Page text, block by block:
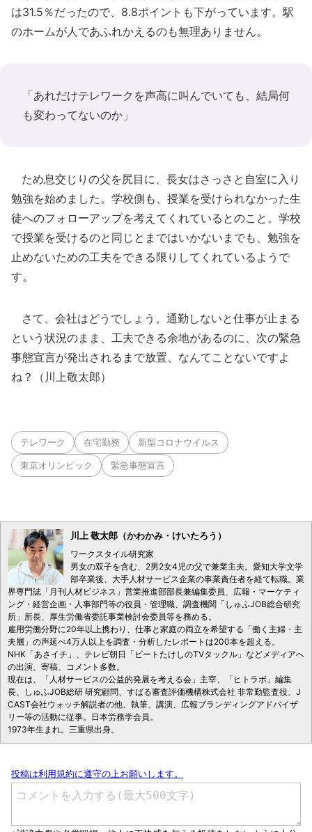
は31.5％だったので、8.8ポイントも下がっています。駅
のホームが人であふれかえるのも無理ありません。
「あれだけテレワークを声高に叫んでいても、結局何
も変わってないのか」
ため息交じりの父を尻目に、長女はさっさと自室に入り
勉強を始めました。学校側も、授業を受けられなかった生
徒へのフォローアップを考えてくれているとのこと。学校
で授業を受けるのと同じとまではいかないまでも、勉強を
止めないための工夫をできる限りしてくれているようで
す。
さて、会社はどうでしょう。通勤しないと仕事が止まる
という状況のまま、工夫できる余地があるのに、次の緊急
事態宣言が発出されるまで放置、なんてことないですよ
ね？（川上敬太郎）
テレワーク 在宅勤務 新型コロナウイルス
東京オリンピック 緊急事態宣言
川上 敬太郎（かわかみ・けいたろう）
ワークスタイル研究家
男女の双子を含む、2男2女4児の父で兼業主夫。愛知大学文学
部卒業後、大手人材サービス企業の事業責任者を経て転職。業
界専門誌「月刊人材ビジネス」営業推進部部長兼編集委員、広報・マーケティ
ング・経営企画・人事部門等の役員・管理職、調査機関「しゅふJOB総合研究
所」所長、厚生労働省委託事業検討会委員等を務める。
雇用労働分野に20年以上携わり、仕事と家庭の両立を希望する「働く主婦・主
夫層」の声延べ4万人以上を調査・分析したレポートは200本を超える。
NHK「あさイチ」、テレビ朝日「ビートたけしのTVタックル」などメディアへ
の出演、寄稿、コメント多数。
現在は、「人材サービスの公益的発展を考える会」主宰、「ヒトラボ」編集
長、しゅふJOB総研 研究顧問、すばる審査評価機構株式会社 非常勤監査役、J
CAST会社ウォッチ解説者の他、執筆、講演、広報ブランディングアドバイザ
リー等の活動に従事。日本労務学会員。
1973年生まれ。三重県出身。